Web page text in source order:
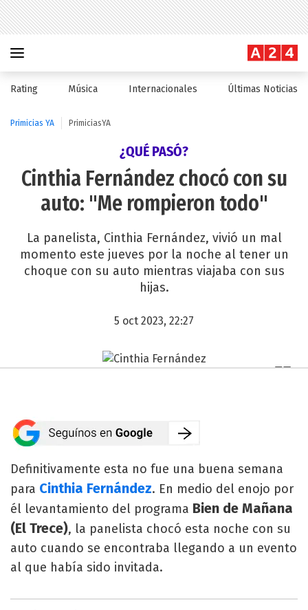
Rating Música Internacionales Últimas Noticias
Primicias YA PrimiciasYA
¿QUÉ PASÓ?
Cinthia Fernández chocó con su
auto: "Me rompieron todo"
La panelista, Cinthia Fernández, vivió un mal
momento este jueves por la noche al tener un
choque con su auto mientras viajaba con sus
hijas.
5 oct 2023, 22:27
Definitivamente esta no fue una buena semana
para Cinthia Fernández. En medio del enojo por
él levantamiento del programa Bien de Mañana
(El Trece), la panelista chocó esta noche con su
auto cuando se encontraba llegando a un evento
al que había sido invitada.